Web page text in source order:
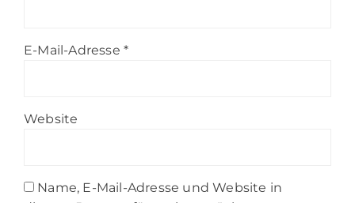
E-Mail-Adresse *
Website
Name, E-Mail-Adresse und Website in